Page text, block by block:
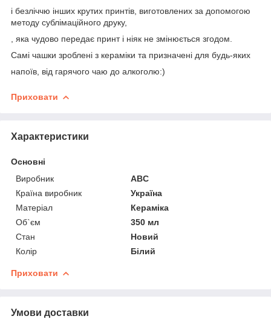
і безліччю інших крутих принтів, виготовлених за допомогою
методу сублімаційного друку,
, яка чудово передає принт і ніяк не змінюється згодом.
Самі чашки зроблені з кераміки та призначені для будь-яких
напоїв, від гарячого чаю до алкоголю:)
Приховати
Характеристики
Основні
Виробник
ABC
Країна виробник
Україна
Матеріал
Кераміка
Об`єм
350 мл
Стан
Новий
Колір
Білий
Приховати
Умови доставки